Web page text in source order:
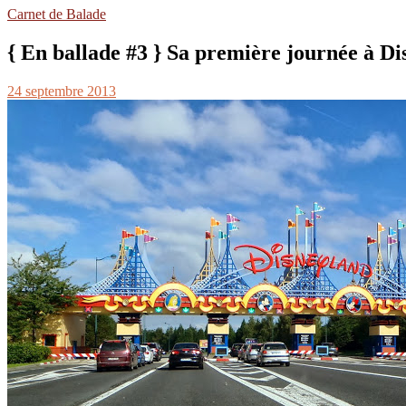
Carnet de Balade
{ En ballade #3 } Sa première journée à
24 septembre 2013